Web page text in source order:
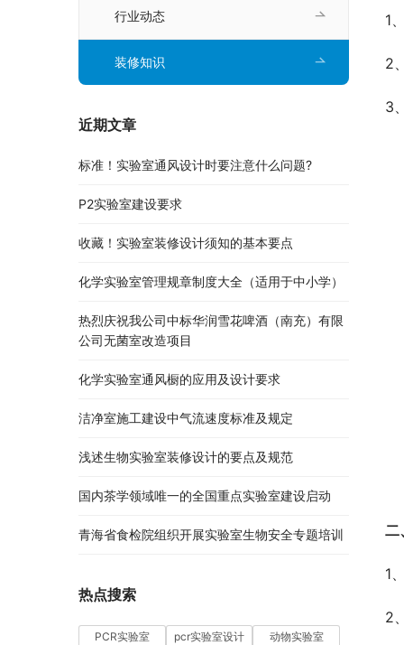
1
2
3
二
1
2
行业动态
装修知识
近期文章
标准！实验室通风设计时要注意什么问题?
P2实验室建设要求
收藏！实验室装修设计须知的基本要点
化学实验室管理规章制度大全（适用于中小学）
热烈庆祝我公司中标华润雪花啤酒（南充）有限
公司无菌室改造项目
化学实验室通风橱的应用及设计要求
洁净室施工建设中气流速度标准及规定
浅述生物实验室装修设计的要点及规范
国内茶学领域唯一的全国重点实验室建设启动
青海省食检院组织开展实验室生物安全专题培训
热点搜索
PCR实验室 pcr实验室设计
动物实验室